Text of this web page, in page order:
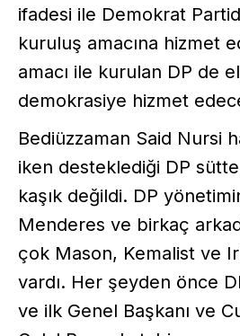
ifadesi ile Demokrat
kuruluş amacına hizmet
amacı ile kurulan DP de
demokrasiye hizmet
Bediüzzaman Said Nursi
iken desteklediği DP
kaşık değildi. DP
Menderes ve birkaç
çok Mason, Kemalist ve
vardı. Her şeyden önce
ve ilk Genel Başkanı ve